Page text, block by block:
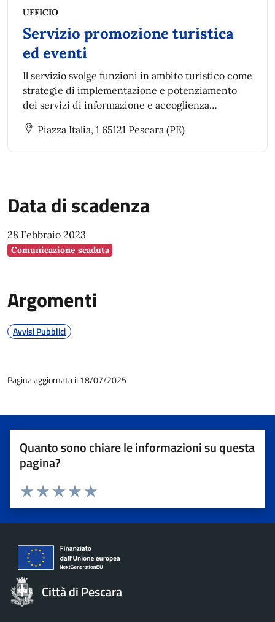
UFFICIO
Servizio promozione turistica
ed eventi
Il servizio svolge funzioni in ambito turistico come
strategie di implementazione e potenziamento
dei servizi di informazione e accoglienza
turistica, pianificazione, progettazione e
attuazione di progetti di promozione turistica
Piazza Italia, 1 65121 Pescara (PE)
Data di scadenza
28 Febbraio 2023
Comunicazione scaduta
Argomenti
Avvisi Pubblici
Pagina aggiornata il 18/07/2025
Quanto sono chiare le informazioni su questa
pagina?
Valuta 5 stelle su 5
Valuta 4 stelle su 5
Valuta 3 stelle su 5
Valuta 2 stelle su 5
Valuta 1 stelle su 5
Città di Pescara